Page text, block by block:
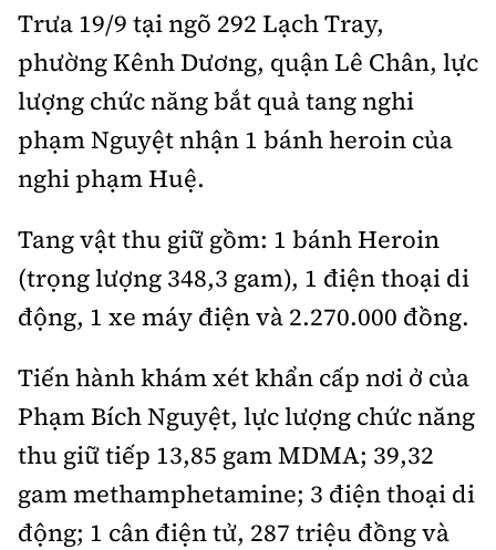
Trưa 19/9 tại ngõ 292 Lạch Tray,
phường Kênh Dương, quận Lê Chân, lực
lượng chức năng bắt quả tang nghi
phạm Nguyệt nhận 1 bánh heroin của
nghi phạm Huệ.
Tang vật thu giữ gồm: 1 bánh Heroin
(trọng lượng 348,3 gam), 1 điện thoại di
động, 1 xe máy điện và 2.270.000 đồng.
Tiến hành khám xét khẩn cấp nơi ở của
Phạm Bích Nguyệt, lực lượng chức năng
thu giữ tiếp 13,85 gam MDMA; 39,32
gam methamphetamine; 3 điện thoại di
động; 1 cân điện tử, 287 triệu đồng và